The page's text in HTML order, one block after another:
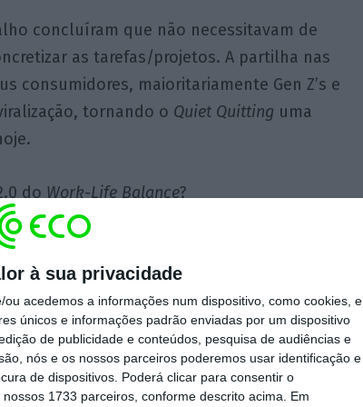
à sua privacidade
ou acedemos a informações num dispositivo, como cookies, e
únicos e informações padrão enviadas por um dispositivo
de publicidade e conteúdos, pesquisa de audiências e
nós e os nossos parceiros poderemos usar identificação e
de dispositivos. Poderá clicar para consentir o
1733 parceiros, conforme descrito acima. Em
concluíram que não necessitavam de
as tarefas/projetos. A partilha nas
consumidores, maioritariamente Gen Z’s e
tornando o Quiet Quitting uma
doWork-Life Balance?
a mesa de trabalho das áreas de
Humanos. Desde os anos 2010 que as
capazes de influenciar owork-life
começando na ergonomia e terminando
No entanto, oQuiet Quittingtranscende tudo
e correspondente reposicionamento da